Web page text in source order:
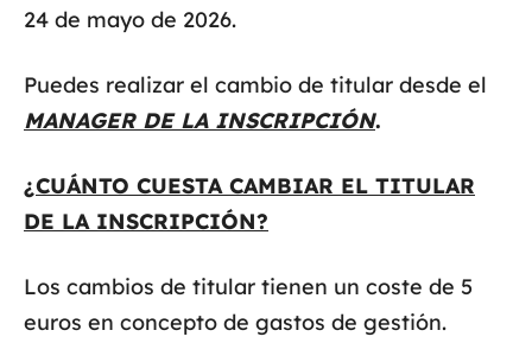
24 de mayo de 2026.
Puedes realizar el cambio de titular desde el
MANAGER DE LA INSCRIPCIÓN.
¿CUÁNTO CUESTA CAMBIAR EL TITULAR
DE LA INSCRIPCIÓN?
Los cambios de titular tienen un coste de 5
euros en concepto de gastos de gestión.